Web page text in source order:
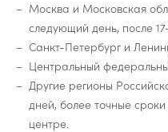
Москва и Московская
следующий день, после
Санкт-Петербург и
Центральный
Другие регионы
дней, более точные
центре.